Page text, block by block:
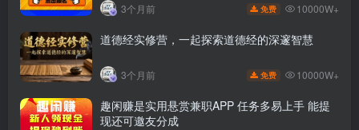
3个月前 免费 10000W+
道德经实修营，一起探索道德经的深邃智慧
3个月前 免费 10000W+
趣闲赚是实用悬赏兼职APP 任务多易上手 能提
现还可邀友分成